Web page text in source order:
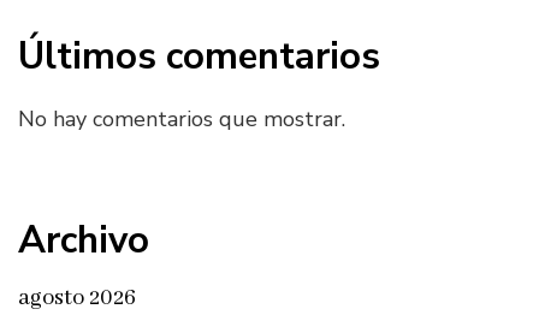
Últimos comentarios
No hay comentarios que mostrar.
Archivo
agosto 2026